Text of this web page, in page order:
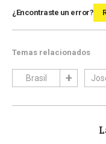
¿Encontraste un error?
Temas relacionados
Brasil